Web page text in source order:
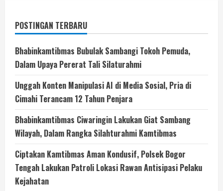
POSTINGAN TERBARU
Bhabinkamtibmas Bubulak Sambangi Tokoh Pemuda,
Dalam Upaya Pererat Tali Silaturahmi
Unggah Konten Manipulasi AI di Media Sosial, Pria di
Cimahi Terancam 12 Tahun Penjara
Bhabinkamtibmas Ciwaringin Lakukan Giat Sambang
Wilayah, Dalam Rangka Silahturahmi Kamtibmas
Ciptakan Kamtibmas Aman Kondusif, Polsek Bogor
Tengah Lakukan Patroli Lokasi Rawan Antisipasi Pelaku
Kejahatan